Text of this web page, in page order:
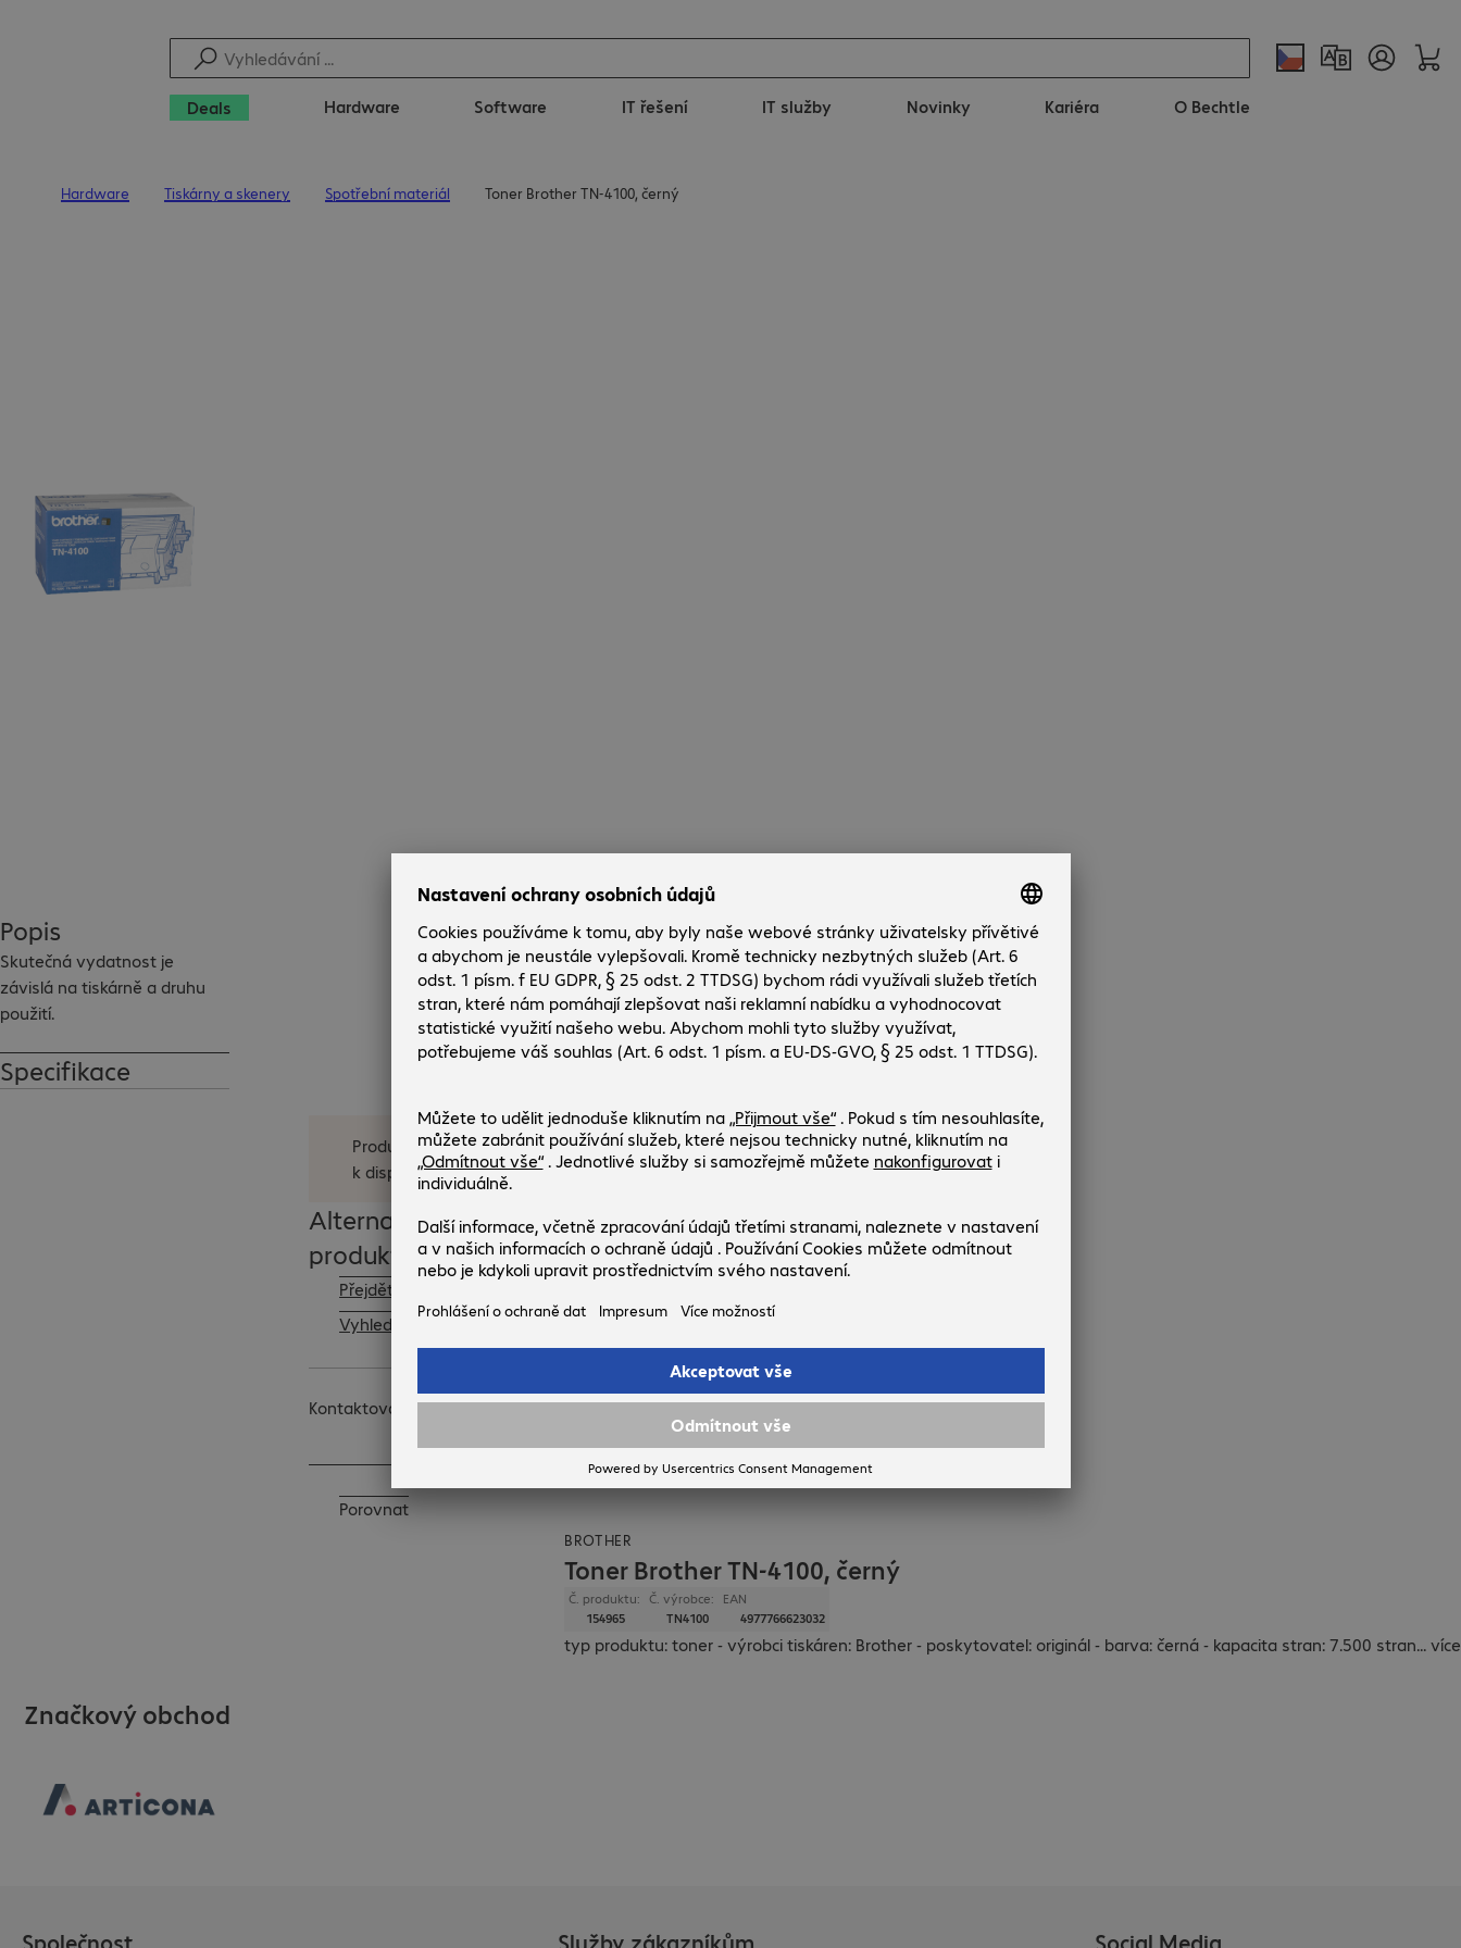
Deals Hardware Software IT řešení IT služby Novinky Kariéra O Bechtle
Hardware Tiskárny a skenery Spotřební materiál Toner Brother TN-4100, černý
BROTHER
Toner Brother TN-4100, černý
Č. produktu:
154965
Č. výrobce:
TN4100
EAN
4977766623032
typ produktu: toner - výrobci tiskáren: Brother - poskytovatel: originál - barva: černá - kapacita stran: 7.500 stran...více
Produkt již není
k dispozici.
Alternativní
produkty
Vyhledat příslušenství
Kontaktovat:
Porovnat
Popis
Skutečná vydatnost je
závislá na tiskárně a druhu
použití.
Specifikace
Značkový obchod
Společnost Služby zákazníkům Social Media